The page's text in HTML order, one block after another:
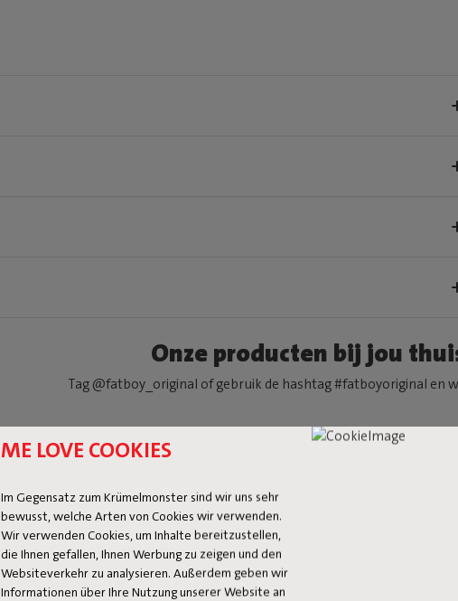
ME LOVE COOKIES
Im Gegensatz zum Krümelmonster sind wir uns sehr
bewusst, welche Arten von Cookies wir verwenden.
Wir verwenden Cookies, um Inhalte bereitzustellen,
die Ihnen gefallen, Ihnen Werbung zu zeigen und den
Websiteverkehr zu analysieren. Außerdem geben wir
Informationen über Ihre Nutzung unserer Website an
Onze producten bij jou
Tag @fatboy_original of gebruik de hashtag #fatboyoriginal en